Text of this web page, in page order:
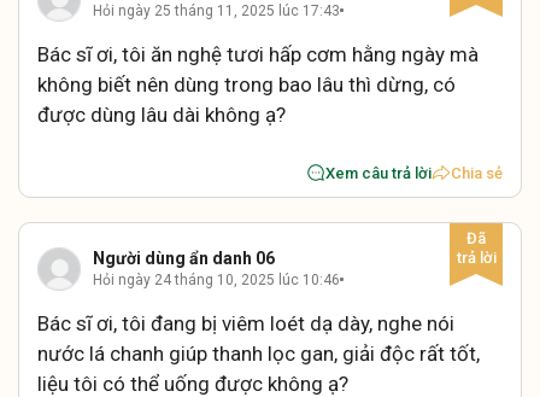
Hỏi ngày 25 tháng 11, 2025 lúc 17:43
Bác sĩ ơi, tôi ăn nghệ tươi hấp cơm hằng ngày mà
không biết nên dùng trong bao lâu thì dừng, có
được dùng lâu dài không ạ?
Xem câu trả lời Chia sẻ
Người dùng ẩn danh 06
Hỏi ngày 24 tháng 10, 2025 lúc 10:46
Bác sĩ ơi, tôi đang bị viêm loét dạ dày, nghe nói
nước lá chanh giúp thanh lọc gan, giải độc rất tốt,
liệu tôi có thể uống được không ạ?